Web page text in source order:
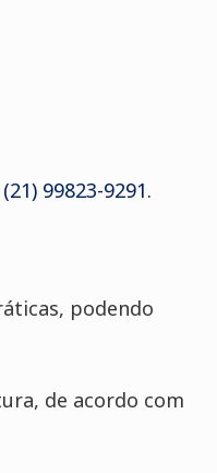
99823-9291.
podendo
de acordo com